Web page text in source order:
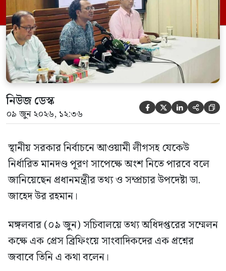
নিউজ ডেস্ক
০৯ জুন ২০২৬, ১২:৩৬     
স্থানীয় সরকার নির্বাচনে আওয়ামী লীগসহ যেকেউ
নির্ধারিত মানদণ্ড পূরণ সাপেক্ষে অংশ নিতে পারবে বলে
জানিয়েছেন প্রধানমন্ত্রীর তথ্য ও সম্প্রচার উপদেষ্টা ডা.
জাহেদ উর রহমান।
মঙ্গলবার (০৯ জুন) সচিবালয়ে তথ্য অধিদপ্তরের সম্মেলন
কক্ষে এক প্রেস ব্রিফিংয়ে সাংবাদিকদের এক প্রশ্নের
জবাবে তিনি এ কথা বলেন।